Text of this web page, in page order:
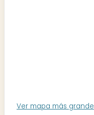
Ver mapa más grande